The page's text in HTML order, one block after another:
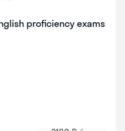
proficiency exams